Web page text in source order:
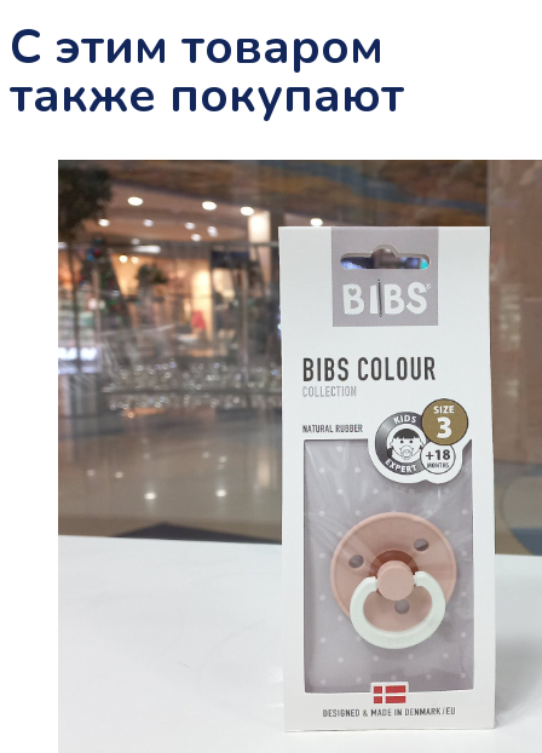
С этим товаром
также покупают